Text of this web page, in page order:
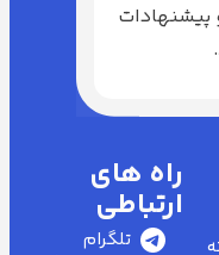
راه های
ارتباطی
تلگرام